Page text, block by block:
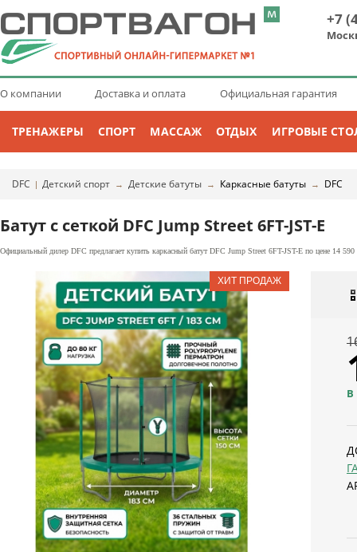
+7
О компании Доставка и оплата Официальная гарантия
ТРЕНАЖЕРЫ СПОРТ МАССАЖ ОТДЫХ ИГРОВЫЕ
DFC | Детский спорт → Детские батуты → Каркасные батуты → DFC
Батут с сеткой DFC Jump Street 6FT-JST-E
Официальный дилер DFC предлагает купить каркасный батут DFC Jump Street 6FT-JST-E по цене 14